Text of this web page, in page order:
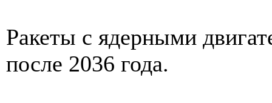
Ракеты с ядерными
после 2036 года.